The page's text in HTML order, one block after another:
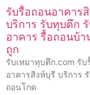
รับรื้อถอนอาคาร
บริการ รับทุบตึก
อาคาร รื้อถอนบ้า
ถูก
รับเหมาทุบตึก.com รับ
อาคารสิงห์บุรี บริการ
ถอนโกด